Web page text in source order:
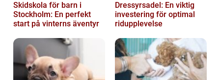
Skidskola för barn i
Stockholm: En perfekt
start på vinterns äventyr
Dressyrsadel: En viktig
investering för optimal
ridupplevelse